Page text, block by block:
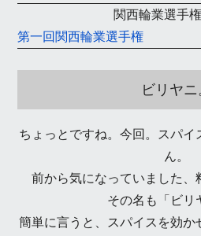
関西輪業選手
第一回関西輪業選手権
ビリヤニ
ちょっとですね。今回。スパ
ん。
前から気になっていました、
その名も「ビリ
簡単に言うと、スパイスを効か